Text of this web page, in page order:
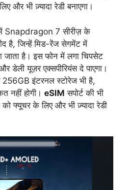
और भी ज़्यादा रेडी बनाएगा।
Snapdragon 7 सीरीज़ के
है, जिन्हें मिड-रेंज सेगमेंट में
जाता है। इस फोन में लगा चिपसेट
डेली यूज़र एक्सपीरियंस दे पाएगा।
इंटरनल स्टोरेज भी है,
नहीं होगी। eSIM सपोर्ट की भी
को फ्यूचर के लिए और भी ज़्यादा रेडी